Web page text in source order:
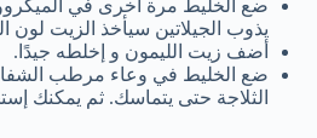
ضع الخليط مرة أخرى في
يذوب الجيلاتين سيأخذ الزيت لون
أضف زيت الليمون و إخلطه جيدًا.
ضع الخليط في وعاء مرطب
الثلاجة حتى يتماسك. ثم يمكنك